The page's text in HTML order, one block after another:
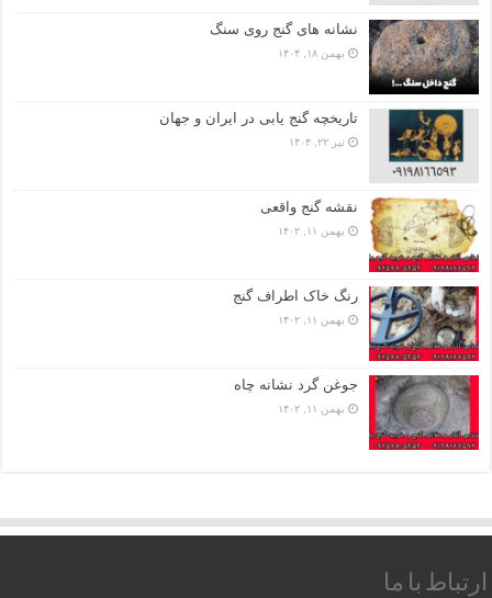
نشانه های گنج روی سنگ
بهمن ۱۸, ۱۴۰۴
تاریخچه گنج‌ یابی در ایران و جهان
تیر ۲۲, ۱۴۰۴
نقشه گنج واقعی
بهمن ۱۱, ۱۴۰۲
رنگ خاک اطراف گنج
بهمن ۱۱, ۱۴۰۲
جوغن گرد نشانه چاه
بهمن ۱۱, ۱۴۰۲
ارتباط با ما